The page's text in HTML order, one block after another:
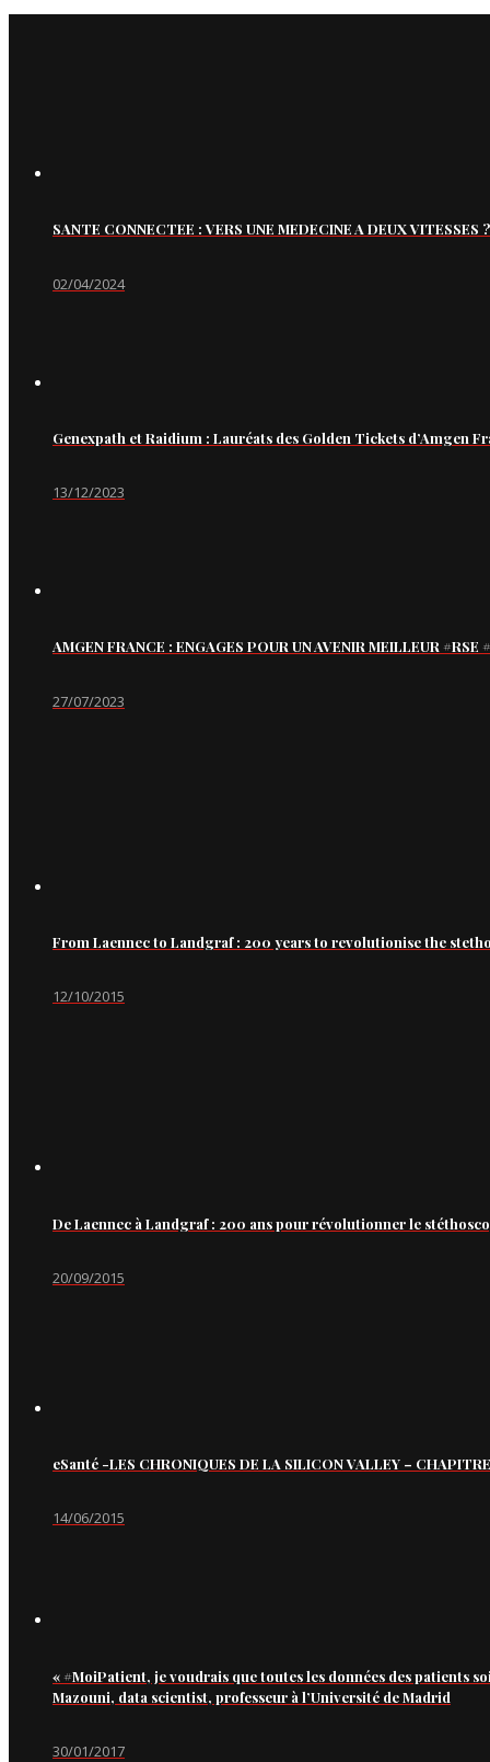
SANTE CONNECTEE : VERS UNE MEDECINE A DEUX VITESSES ?
02/04/2024
Genexpath et Raidium : Lauréats des Golden Tickets d’Amgen
13/12/2023
AMGEN FRANCE : ENGAGES POUR UN AVENIR MEILLEUR
27/07/2023
From Laennec to Landgraf : 200 years to revolutionise the
12/10/2015
De Laennec à Landgraf : 200 ans pour révolutionner le
20/09/2015
eSanté -LES CHRONIQUES DE LA SILICON VALLEY –
14/06/2015
« #MoiPatient, je voudrais que toutes les données des patients
Mazouni, data scientist, professeur à l’Université de Madrid
30/01/2017